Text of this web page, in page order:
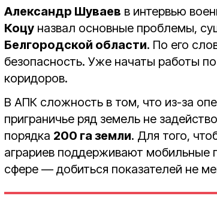
Александр Шуваев в интервью
Коцу назвал основные проблемы,
Белгородской области. По его
безопасность. Уже начаты работы по
коридоров.
В АПК сложность в том, что из-за
приграничье ряд земель не
порядка 200 га земли. Для того,
аграриев поддерживают мобильные
сфере — добиться показателей не